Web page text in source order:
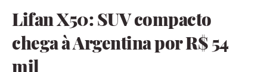
Lifan X50: SUV compacto
chega à Argentina por R$ 54
mil